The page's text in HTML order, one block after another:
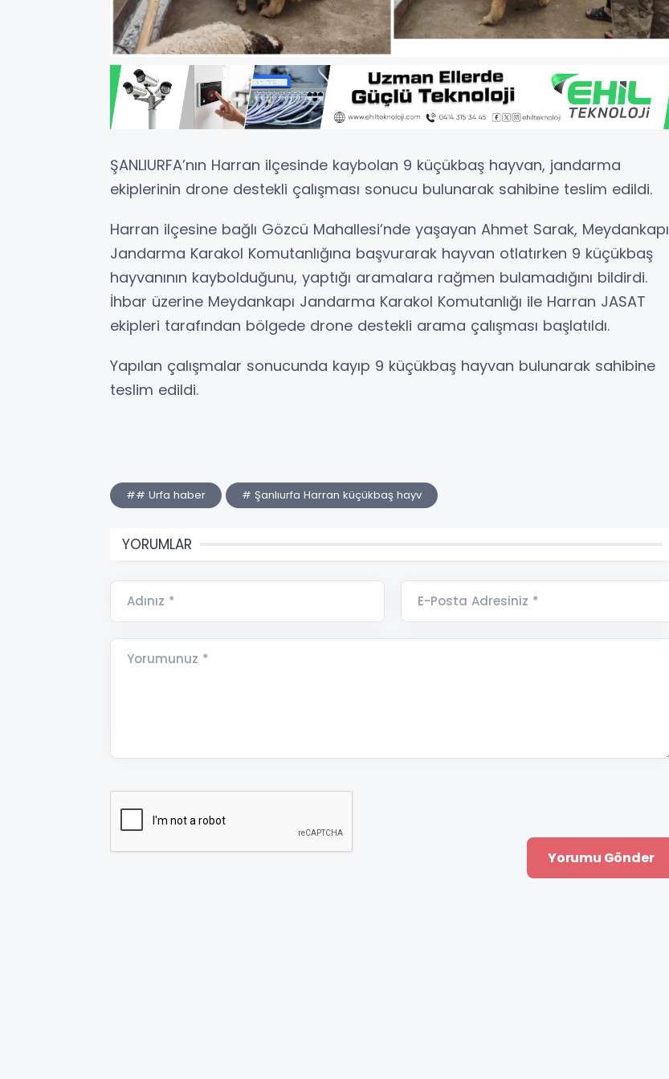
ŞANLIURFA’nın Harran ilçesinde kaybolan 9 küçükbaş hayvan, jandarma
ekiplerinin drone destekli çalışması sonucu bulunarak sahibine teslim edildi.
Harran ilçesine bağlı Gözcü Mahallesi’nde yaşayan Ahmet Sarak, Meydankapı
Jandarma Karakol Komutanlığına başvurarak hayvan otlatırken 9 küçükbaş
hayvanının kaybolduğunu, yaptığı aramalara rağmen bulamadığını bildirdi.
İhbar üzerine Meydankapı Jandarma Karakol Komutanlığı ile Harran JASAT
ekipleri tarafından bölgede drone destekli arama çalışması başlatıldı.
Yapılan çalışmalar sonucunda kayıp 9 küçükbaş hayvan bulunarak sahibine
teslim edildi.
## Urfa haber # Şanlıurfa Harran küçükbaş hayv
YORUMLAR
Adınız * E-Posta Adresiniz *
Yorumunuz *